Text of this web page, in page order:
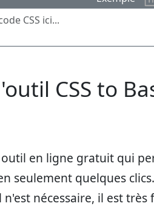
CSS to
outil en ligne gratuit qui
seulement quelques
nécessaire, il est